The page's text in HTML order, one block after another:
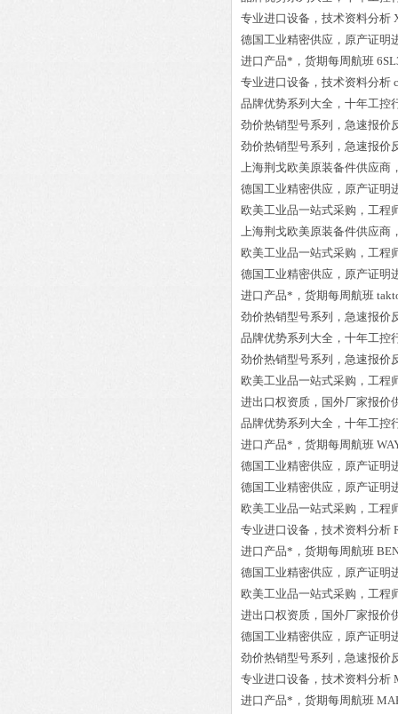
专业进口设备，技术资料分析
德国工业精密供应，原产证明
进口产品*，货期每周航班
专业进口设备，技术资料分析
品牌优势系列大全，十年工控
劲价热销型号系列，急速报价
劲价热销型号系列，急速报价
上海荆戈欧美原装备件供应商
德国工业精密供应，原产证明
欧美工业品一站式采购，工程
上海荆戈欧美原装备件供应商
欧美工业品一站式采购，工程
德国工业精密供应，原产证明
进口产品*，货期每周航班
劲价热销型号系列，急速报价
品牌优势系列大全，十年工控
劲价热销型号系列，急速报价
欧美工业品一站式采购，工程
进出口权资质，国外厂家报价
品牌优势系列大全，十年工控
进口产品*，货期每周航班
德国工业精密供应，原产证明
德国工业精密供应，原产证明
欧美工业品一站式采购，工程
专业进口设备，技术资料分析
进口产品*，货期每周航班
德国工业精密供应，原产证明
欧美工业品一站式采购，工程
进出口权资质，国外厂家报价
德国工业精密供应，原产证明
劲价热销型号系列，急速报价
专业进口设备，技术资料分析
进口产品*，货期每周航班